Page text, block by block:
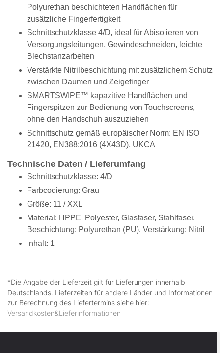
Polyurethan beschichteten Handflächen für
zusätzliche Fingerfertigkeit
Schnittschutzklasse 4/D, ideal für Abisolieren von
Versorgungsleitungen, Gewindeschneiden, leichte
Blechstanzarbeiten
Verstärkte Nitrilbeschichtung mit zusätzlichem Schutz
zwischen Daumen und Zeigefinger
SMARTSWIPE™ kapazitive Handflächen und
Fingerspitzen zur Bedienung von Touchscreens,
ohne den Handschuh auszuziehen
Schnittschutz gemäß europäischer Norm: EN ISO
21420, EN388:2016 (4X43D), UKCA
Technische Daten / Lieferumfang
Schnittschutzklasse: 4/D
Farbcodierung: Grau
Größe: 11 / XXL
Material: HPPE, Polyester, Glasfaser, Stahlfaser.
Beschichtung: Polyurethan (PU). Verstärkung: Nitril
Inhalt: 1
*Die Angabe der Lieferzeit gilt für Lieferungen innerhalb
Deutschlands. Lieferzeiten für andere Länder und Informationen
zur Berechnung des Liefertermins siehe hier:
Versandkosten&Lieferinformationen